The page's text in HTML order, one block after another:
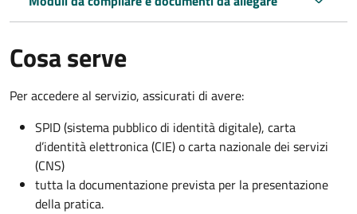
Cosa serve
Per accedere al servizio, assicurati di avere:
SPID (sistema pubblico di identità digitale), carta
d’identità elettronica (CIE) o carta nazionale dei servizi
(CNS)
tutta la documentazione prevista per la presentazione
della pratica.